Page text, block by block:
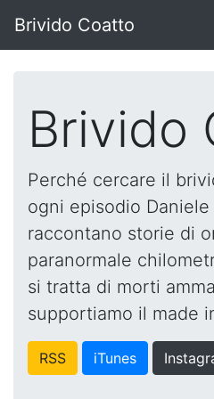
Brivido Coatto
Brivido
Perché cercare il
ogni episodio
raccontano storie di
paranormale
si tratta di morti
supportiamo il made
RSS iTunes